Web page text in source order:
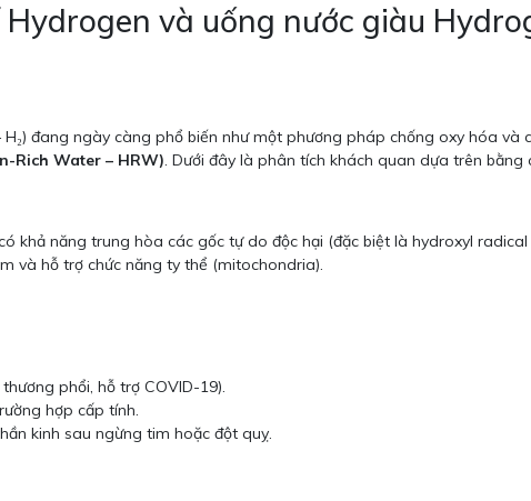
và uống nước giàu
đang ngày càng phổ biến như một phương pháp chống oxy hóa và
Rich Water – HRW). Dưới đây là phân tích khách quan dựa trên bằng
khả năng trung hòa các gốc tự do độc hại (đặc biệt là hydroxyl
và hỗ trợ chức năng ty thể (mitochondria).
phổi, hỗ trợ COVID-19).
hợp cấp tính.
kinh sau ngừng tim hoặc đột quỵ.